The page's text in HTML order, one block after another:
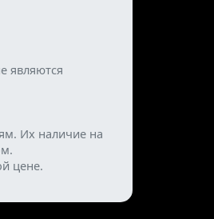
являются
Их наличие на
цене.